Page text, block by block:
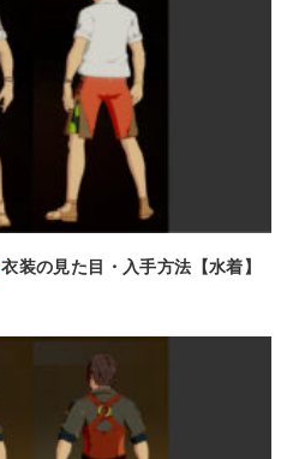
衣装の見た目・入手方法【水着】